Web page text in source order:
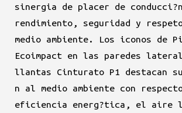
sinergia de placer de
rendimiento, seguridad y
medio ambiente. Los iconos de
Ecoimpact en las paredes
llantas Cinturato P1 destacan
n al medio ambiente con
eficiencia energ?tica, el aire